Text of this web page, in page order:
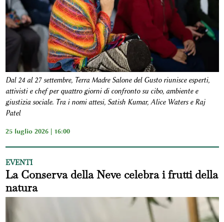
Dal 24 al 27 settembre, Terra Madre Salone del Gusto riunisce esperti,
attivisti e chef per quattro giorni di confronto su cibo, ambiente e
giustizia sociale. Tra i nomi attesi, Satish Kumar, Alice Waters e Raj
Patel
25 luglio 2026 | 16:00
EVENTI
La Conserva della Neve celebra i frutti della
natura